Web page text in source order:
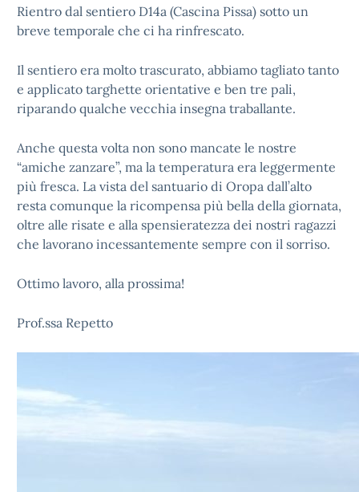
Rientro dal sentiero D14a (Cascina Pissa) sotto un
breve temporale che ci ha rinfrescato.
Il sentiero era molto trascurato, abbiamo tagliato tanto
e applicato targhette orientative e ben tre pali,
riparando qualche vecchia insegna traballante.
Anche questa volta non sono mancate le nostre
“amiche zanzare”, ma la temperatura era leggermente
più fresca. La vista del santuario di Oropa dall’alto
resta comunque la ricompensa più bella della giornata,
oltre alle risate e alla spensieratezza dei nostri ragazzi
che lavorano incessantemente sempre con il sorriso.
Ottimo lavoro, alla prossima!
Prof.ssa Repetto